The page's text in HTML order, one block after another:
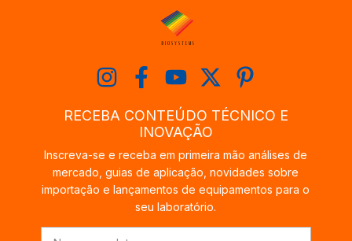
RECEBA CONTEÚDO TÉCNICO E
INOVAÇÃO
Inscreva-se e receba em primeira mão análises de
mercado, guias de aplicação, novidades sobre
importação e lançamentos de equipamentos para o
seu laboratório.